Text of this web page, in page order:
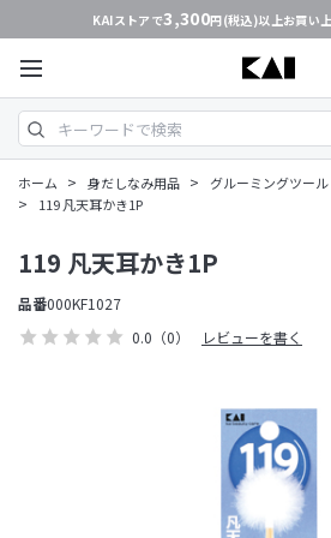
KAIストアで3,300円(税込)以上お買い
ホーム > 身だしなみ用品 > グルーミングツール
> 119 凡天耳かき1P
0.0 （0） レビューを書く
119 凡天耳かき1P
品番000KF1027